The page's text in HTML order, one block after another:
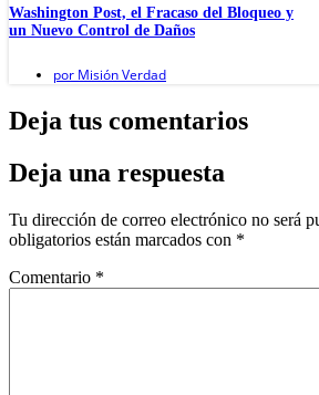
Washington Post, el Fracaso del Bloqueo y
un Nuevo Control de Daños
por Misión Verdad
Deja tus comentarios
Deja una respuesta
Tu dirección de correo electrónico no será
obligatorios están marcados con *
Comentario *